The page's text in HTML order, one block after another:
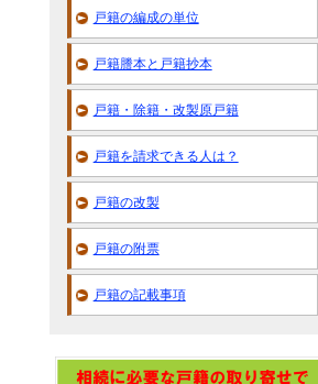
戸籍の編成の単位
戸籍謄本と戸籍抄本
戸籍・除籍・改製原戸籍
戸籍を請求できる人は？
戸籍の改製
戸籍の附票
戸籍の記載事項